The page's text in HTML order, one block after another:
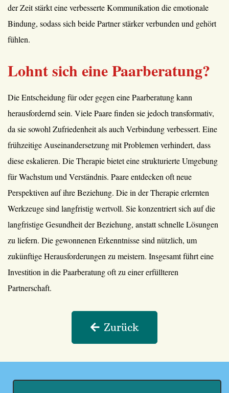
der Zeit stärkt eine verbesserte Kommunikation die emotionale
Bindung, sodass sich beide Partner stärker verbunden und gehört
fühlen.
Lohnt sich eine Paarberatung?
Die Entscheidung für oder gegen eine Paarberatung kann
herausfordernd sein. Viele Paare finden sie jedoch transformativ,
da sie sowohl Zufriedenheit als auch Verbindung verbessert. Eine
frühzeitige Auseinandersetzung mit Problemen verhindert, dass
diese eskalieren. Die Therapie bietet eine strukturierte Umgebung
für Wachstum und Verständnis. Paare entdecken oft neue
Perspektiven auf ihre Beziehung. Die in der Therapie erlernten
Werkzeuge sind langfristig wertvoll. Sie konzentriert sich auf die
langfristige Gesundheit der Beziehung, anstatt schnelle Lösungen
zu liefern. Die gewonnenen Erkenntnisse sind nützlich, um
zukünftige Herausforderungen zu meistern. Insgesamt führt eine
Investition in die Paarberatung oft zu einer erfüllteren
Partnerschaft.
Zurück